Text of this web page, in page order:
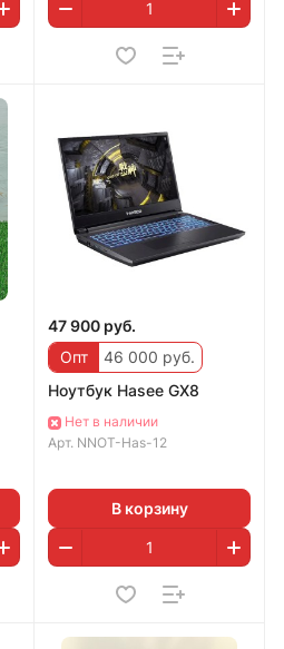
47 900 руб.
Опт
46 000 руб.
Ноутбук Hasee GX8
Нет в наличии
Арт. NNOT-Has-12
В корзину